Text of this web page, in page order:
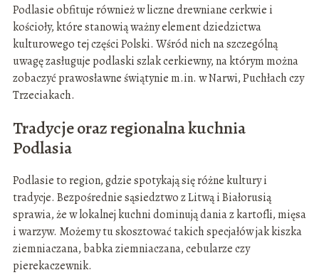
Podlasie obfituje również w liczne drewniane cerkwie i
kościoły, które stanowią ważny element dziedzictwa
kulturowego tej części Polski. Wśród nich na szczególną
uwagę zasługuje podlaski szlak cerkiewny, na którym można
zobaczyć prawosławne świątynie m.in. w Narwi, Puchłach czy
Trzeciakach.
Tradycje oraz regionalna kuchnia
Podlasia
Podlasie to region, gdzie spotykają się różne kultury i
tradycje. Bezpośrednie sąsiedztwo z Litwą i Białorusią
sprawia, że w lokalnej kuchni dominują dania z kartofli, mięsa
i warzyw. Możemy tu skosztować takich specjałów jak kiszka
ziemniaczana, babka ziemniaczana, cebularze czy
pierekaczewnik.